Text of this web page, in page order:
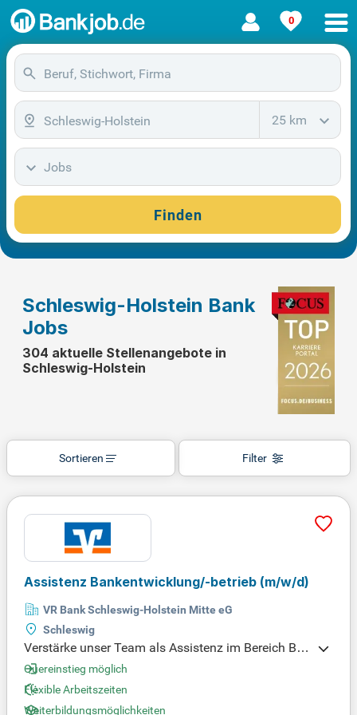
0
25 km
Jobs
Finden
Schleswig-Holstein Bank
Jobs
304 aktuelle Stellenangebote in
Schleswig-Holstein
Filter
Sortieren
Assistenz Bankentwicklung/-betrieb (m/w/d)
VR Bank Schleswig-Holstein Mitte eG
Schleswig
Verstärke unser Team als Assistenz im Bereich Ba
nkentwicklung und -betrieb in Schleswig! In dieser
Vollzeitstelle (39 Std.) entlastest Du die Bereichs- u
nd Abteilungsleitung im operativen Tagesgeschäft.
Quereinstieg möglich
Flexible Arbeitszeiten
Weiterbildungsmöglichkeiten